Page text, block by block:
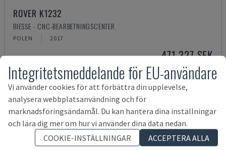
ROVER K1232
BIESSE - CNC-BEARBETNINGSCENTER
POLEN 2017
471 327 SEK
Integritetsmeddelande för EU-användare
Vi använder cookies för att förbättra din upplevelse,
analysera webbplatsanvändning och för
marknadsföringsändamål. Du kan hantera dina inställningar
och lära dig mer om hur vi använder dina data nedan.
COOKIE-INSTÄLLNINGAR
ACCEPTERA ALLA